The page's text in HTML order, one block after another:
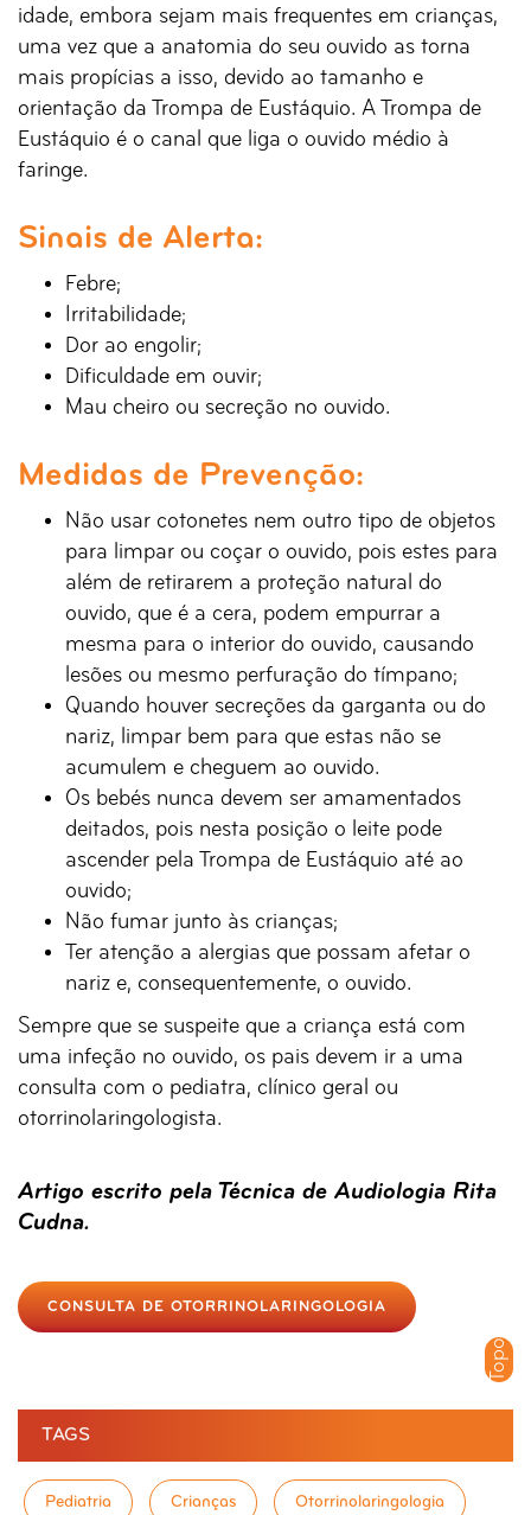
Topo
idade, embora sejam mais frequentes em crianças,
uma vez que a anatomia do seu ouvido as torna
mais propícias a isso, devido ao tamanho e
orientação da Trompa de Eustáquio. A Trompa de
Eustáquio é o canal que liga o ouvido médio à
faringe.
Sinais de Alerta:
Febre;
Irritabilidade;
Dor ao engolir;
Dificuldade em ouvir;
Mau cheiro ou secreção no ouvido.
Medidas de Prevenção:
Não usar cotonetes nem outro tipo de objetos
para limpar ou coçar o ouvido, pois estes para
além de retirarem a proteção natural do
ouvido, que é a cera, podem empurrar a
mesma para o interior do ouvido, causando
lesões ou mesmo perfuração do tímpano;
Quando houver secreções da garganta ou do
nariz, limpar bem para que estas não se
acumulem e cheguem ao ouvido.
Os bebés nunca devem ser amamentados
deitados, pois nesta posição o leite pode
ascender pela Trompa de Eustáquio até ao
ouvido;
Não fumar junto às crianças;
Ter atenção a alergias que possam afetar o
nariz e, consequentemente, o ouvido.
Sempre que se suspeite que a criança está com
uma infeção no ouvido, os pais devem ir a uma
consulta com o pediatra, clínico geral ou
otorrinolaringologista.
Artigo escrito pela Técnica de Audiologia Rita
Cudna.
CONSULTA DE OTORRINOLARINGOLOGIA
TAGS
Pediatria Crianças Otorrinolaringologia